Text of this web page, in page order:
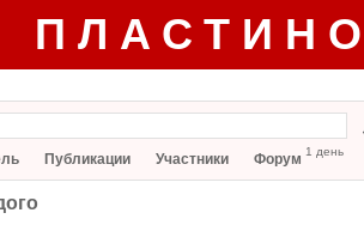
Публикации Участники Форум 1 день